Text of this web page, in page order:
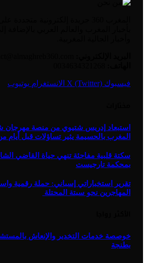
فيسبوك X (Twitter) الانستغرام يوتيوب
استبعاد إدريس شتيوي من منصة مهرجان
المغرب بالحسيمة يثير تساؤلات قبل أيام من
سكتة قلبية مفاجئة تنهي حياة القاضي
بمحكمة تارجيست
تقرير استخباراتي إسباني: حملة رقمية
المهاجرين نحو سبتة المحتلة
خوصصة خدمات التخدير والإنعاش
بطنجة